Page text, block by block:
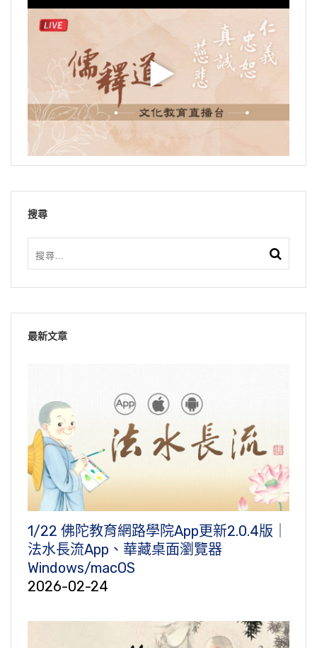
搜尋
最新文章
1/22 佛陀教育網路學院App更新2.0.4版｜
法水長流App、華藏桌面瀏覽器
Windows/macOS
2026-02-24